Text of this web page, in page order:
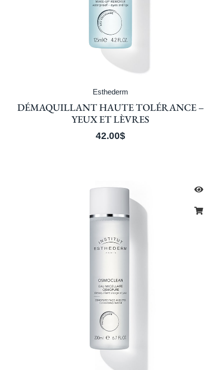
Esthederm
DÉMAQUILLANT HAUTE TOLÉRANCE –
YEUX ET LÈVRES
42.00$